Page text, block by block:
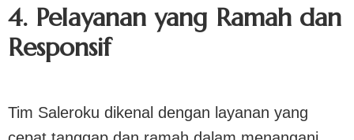
4. Pelayanan yang Ramah dan
Responsif
Tim Saleroku dikenal dengan layanan yang